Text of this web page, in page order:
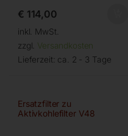
€ 114,00
inkl. MwSt.
zzgl. Versandkosten
Lieferzeit: ca. 2 - 3 Tage
Ersatzfilter zu
Aktivkohlefilter V48